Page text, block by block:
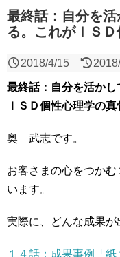
最終話：自分を
る。これがＩＳＤ
2018/4/15
最終話：自分を活か
ＩＳＤ個性心理学の真
奥 武志です。
お客さまの心をつか
います。
実際に、どんな成果が
１４話：成果事例「